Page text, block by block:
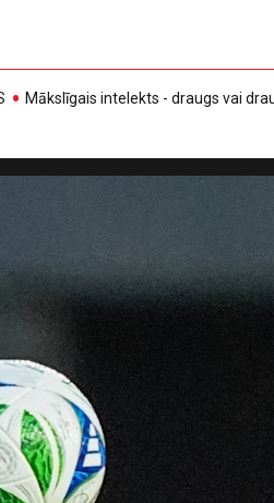
Mākslīgais intelekts - draugs vai